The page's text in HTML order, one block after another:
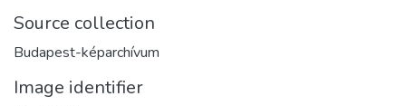
Source collection
Budapest-képarchívum
Image identifier